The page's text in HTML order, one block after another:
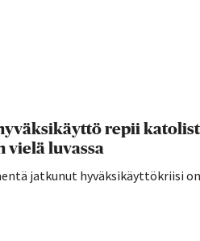
repii
vielä luvassa
jatkunut hyväksikäyttökriisi